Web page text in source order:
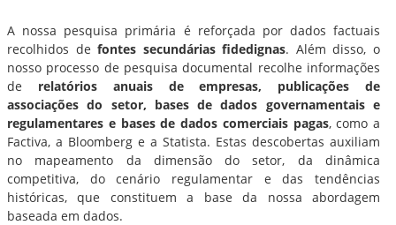
A nossa pesquisa primária é reforçada por dados factuais
recolhidos defontes secundárias fidedignas. Além disso, o
nosso processo de pesquisa documental recolhe informações
de relatórios anuais de empresas, publicações de
associações do setor, bases de dados governamentais e
regulamentares e bases de dados comerciais pagas, como a
Factiva, a Bloomberg e a Statista. Estas descobertas auxiliam
no mapeamento da dimensão do setor, da dinâmica
competitiva, do cenário regulamentar e das tendências
históricas, que constituem a base da nossa abordagem
baseada em dados.